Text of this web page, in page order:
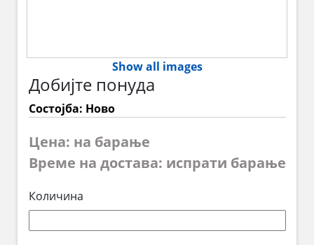
Show all images
Добијте понуда
Состојба: Ново
Цена: на барање
Време на достава: испрати барање
Количина